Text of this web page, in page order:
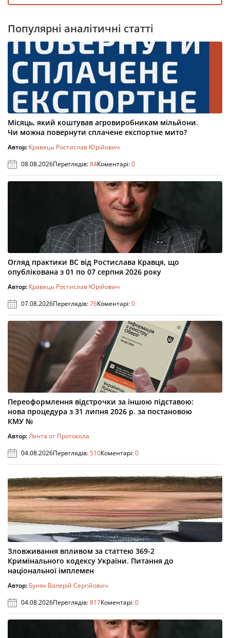
Популярні аналітичні статті
Місяць, який коштував агровиробникам мільйони.
Чи можна повернути сплачене експортне мито?
Автор: Кравець Ростислав Юрійович
08.08.2026Переглядів:84Коментарі:0
Огляд практики ВС від Ростислава Кравця, що
опублікована з 01 по 07 серпня 2026 року
Автор: Кравець Ростислав Юрійович
07.08.2026Переглядів:76Коментарі:0
Переоформлення відстрочки за іншою підставою:
нова процедура з 31 липня 2026 р. за постановою
КМУ №
Автор:Лента от Протокола
04.08.2026Переглядів:510Коментарі:0
Зловживання впливом за статтею 369-2
Кримінального кодексу України. Питання до
національної імплемен
Автор: Буняк Валерій Сергійович
04.08.2026Переглядів:817Коментарі:0